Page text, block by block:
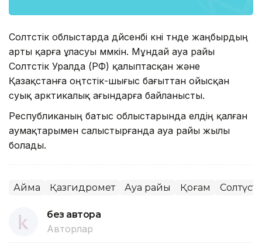
Солтүстік облыстарда дүйсенбі күні түнде жаңбырдың
арты қарға ұласуы мүмкін. Мұндай ауа райы
Солтүстік Уралда (РФ) қалыптасқан және
Қазақстанға оңтүстік-шығыс бағыттан ойысқан
суық арктикалық ағындарға байланысты.
Республиканың батыс облыстарында елдің қалған
аумақтарымен салыстырғанда ауа райы жылы
болады.
Аймақ Қазгидромет Ауа райы Қоғам
без автора
Авторлар